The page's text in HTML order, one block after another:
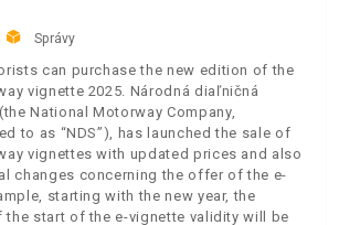
Správy
can purchase the new edition of the
vignette 2025. Národná diaľničná
National Motorway Company,
to as “NDS”), has launched the sale of
vignettes with updated prices and also
changes concerning the offer of the e-
starting with the new year, the
start of the e-vignette validity will be